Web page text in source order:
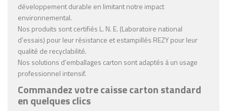
développement durable en limitant notre impact
environnemental.
Nos produits sont certifiés L. N. E. (Laboratoire national
d’essais) pour leur résistance et estampillés REZY pour leur
qualité de recyclabilité.
Nos solutions d’emballages carton sont adaptés à un usage
professionnel intensif.
Commandez votre caisse carton standard
en quelques clics